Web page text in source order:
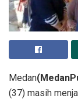
Medan
(37) masih